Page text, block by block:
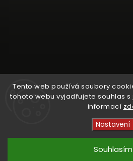
Tento web používá soubory
tohoto webu vyjadřujete souhlas
informací
Nastavení
Souhlasím
Copyright 2026Crystal
vyhrazena.